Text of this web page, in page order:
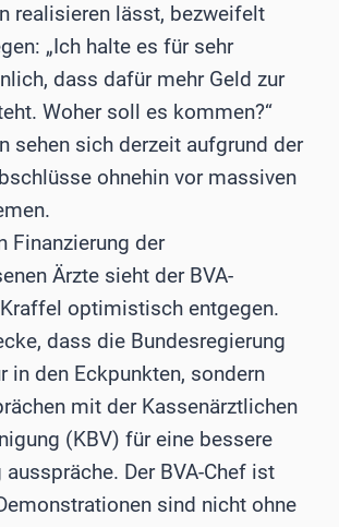
realisieren lässt, bezweifelt
„Ich halte es für sehr
dass dafür mehr Geld zur
Woher soll es kommen?“
sehen sich derzeit aufgrund der
ohnehin vor massiven
Finanzierung der
Ärzte sieht der BVA-
optimistisch entgegen.
dass die Bundesregierung
in den Eckpunkten, sondern
mit der Kassenärztlichen
(KBV) für eine bessere
ausspräche. Der BVA-Chef ist
sind nicht ohne